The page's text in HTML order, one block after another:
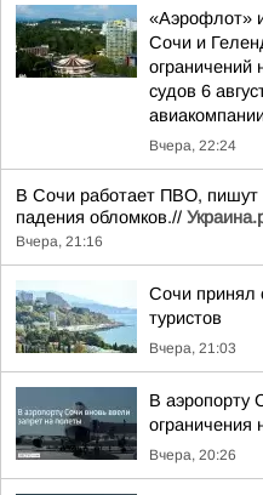
«Аэрофлот»
Сочи и
ограничений
судов 6
Вчера, 22:24
В Сочи работает ПВО, пишут
падения обломков.//
Вчера, 21:16
Сочи принял
туристов
Вчера, 21:03
В аэропорту
ограничения
Вчера, 20:26